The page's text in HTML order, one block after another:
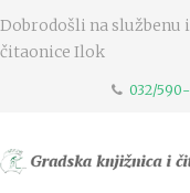
Dobrodošli na
čitaonice Ilok
032/